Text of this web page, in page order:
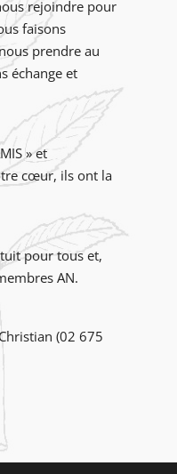
rejoindre pour
faisons
prendre au
échange et
» et
cœur, ils ont la
pour tous et,
AN.
(02 675